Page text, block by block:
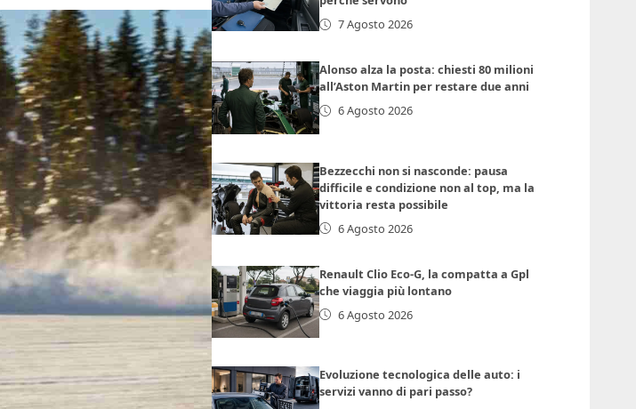
7 Agosto 2026
Alonso alza la posta: chiesti 80 milioni
all’Aston Martin per restare due anni
6 Agosto 2026
Bezzecchi non si nasconde: pausa
difficile e condizione non al top, ma la
vittoria resta possibile
6 Agosto 2026
Renault Clio Eco-G, la compatta a Gpl
che viaggia più lontano
6 Agosto 2026
Evoluzione tecnologica delle auto: i
servizi vanno di pari passo?